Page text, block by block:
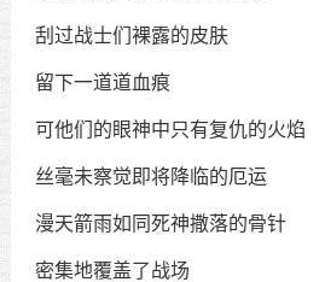
刮过战士们裸露的皮肤
留下一道道血痕
可他们的眼神中只有复仇的火焰
丝毫未察觉即将降临的厄运
漫天箭雨如同死神撒落的骨针
密集地覆盖了战场